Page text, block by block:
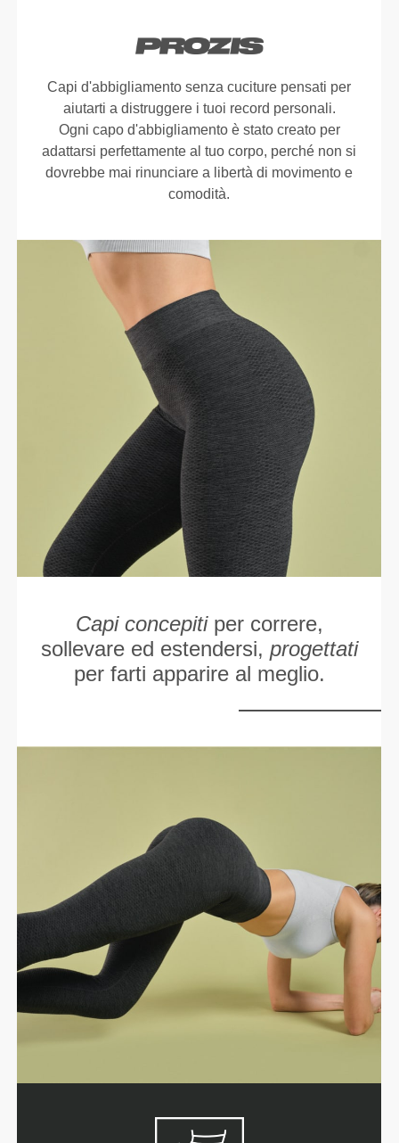
Capi d'abbigliamento senza cuciture pensati per
aiutarti a distruggere i tuoi record personali.
Ogni capo d'abbigliamento è stato creato per
adattarsi perfettamente al tuo corpo, perché non si
dovrebbe mai rinunciare a libertà di movimento e
comodità.
Capi concepitiper correre,
sollevare ed estendersi, progettati
per farti apparire al meglio.